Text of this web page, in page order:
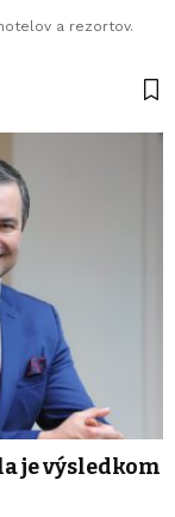
a rezortov.
je výsledkom